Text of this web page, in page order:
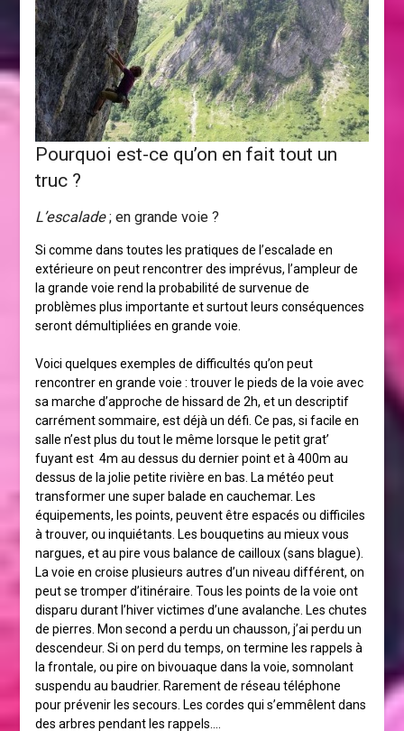
Pourquoi est-ce qu’on en fait tout un
truc ?
L’escalade; en grande voie ?
Si comme dans toutes les pratiques de l’escalade en
extérieure on peut rencontrer des imprévus, l’ampleur de
la grande voie rend la probabilité de survenue de
problèmes plus importante et surtout leurs conséquences
seront démultipliées en grande voie.
Voici quelques exemples de difficultés qu’on peut
rencontrer en grande voie : trouver le pieds de la voie avec
sa marche d’approche de hissard de 2h, et un descriptif
carrément sommaire, est déjà un défi. Ce pas, si facile en
salle n’est plus du tout le même lorsque le petit grat’
fuyant est 4m au dessus du dernier point et à 400m au
dessus de la jolie petite rivière en bas. La météo peut
transformer une super balade en cauchemar. Les
équipements, les points, peuvent être espacés ou difficiles
à trouver, ou inquiétants. Les bouquetins au mieux vous
nargues, et au pire vous balance de cailloux (sans blague).
La voie en croise plusieurs autres d’un niveau différent, on
peut se tromper d’itinéraire. Tous les points de la voie ont
disparu durant l’hiver victimes d’une avalanche. Les chutes
de pierres. Mon second a perdu un chausson, j’ai perdu un
descendeur. Si on perd du temps, on termine les rappels à
la frontale, ou pire on bivouaque dans la voie, somnolant
suspendu au baudrier. Rarement de réseau téléphone
pour prévenir les secours. Les cordes qui s’emmêlent dans
des arbres pendant les rappels….